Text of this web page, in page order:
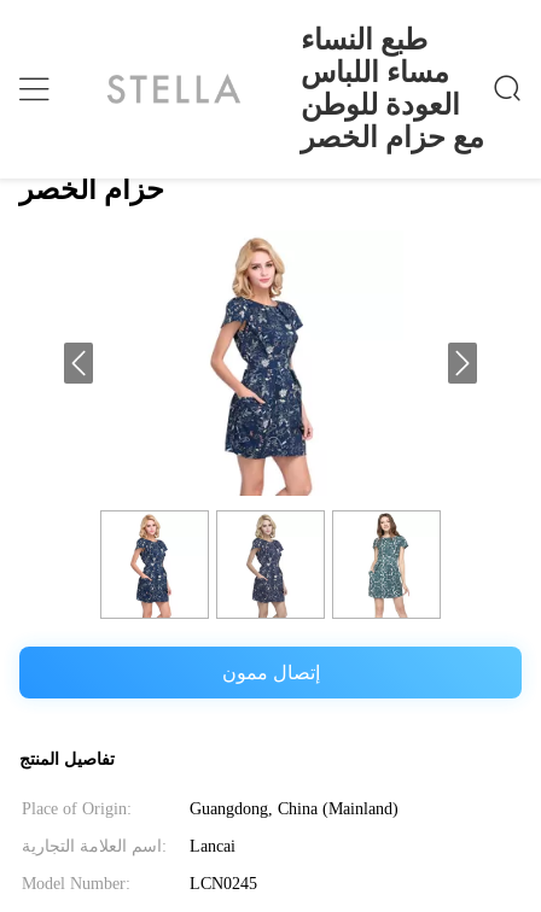
طبع النساء
مساء اللباس
العودة للوطن
مع حزام الخصر
منزل Products>
طبع النساء مساء اللباس العودة للوطن مع حزام الخ
طبع النساء مساء اللباس العودة للوطن مع
حزام الخصر
إتصال ممون
تفاصيل المنتج
Place of Origin: Guangdong, China (Mainland)
اسم العلامة التجارية: Lancai
Model Number: LCN0245